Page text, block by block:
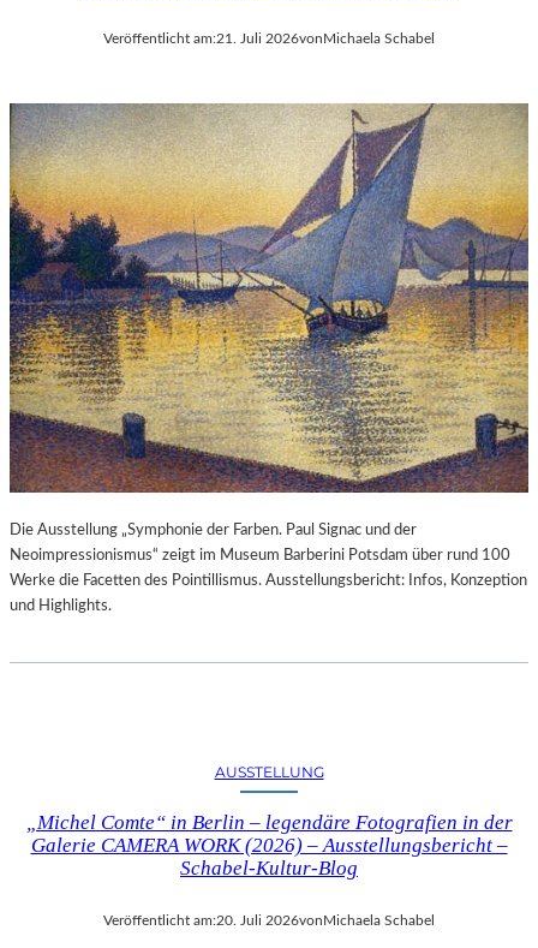
Veröffentlicht am:21. Juli 2026von Michaela Schabel
Die Ausstellung „Symphonie der Farben. Paul Signac und der
Neoimpressionismus“ zeigt im Museum Barberini Potsdam über rund 100
Werke die Facetten des Pointillismus. Ausstellungsbericht: Infos, Konzeption
und Highlights.
AUSSTELLUNG
„Michel Comte“ in Berlin – legendäre Fotografien in der
Galerie CAMERA WORK (2026) – Ausstellungsbericht –
Schabel-Kultur-Blog
Veröffentlicht am:20. Juli 2026vonMichaela Schabel